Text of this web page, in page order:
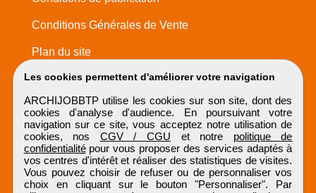
Les cookies permettent d'améliorer votre navigation
ARCHIJOBBTP utilise les cookies sur son site, dont des
cookies d'analyse d'audience. En poursuivant votre
navigation sur ce site, vous acceptez notre utilisation de
cookies, nos CGV / CGU et notre politique de
confidentialitépour vous proposer des services adaptés à
vos centres d'intérêt et réaliser des statistiques de visites.
Vous pouvez choisir de refuser ou de personnaliser vos
choix en cliquant sur le bouton "Personnaliser". Par
Conditions Générales de Vente
Plan du site